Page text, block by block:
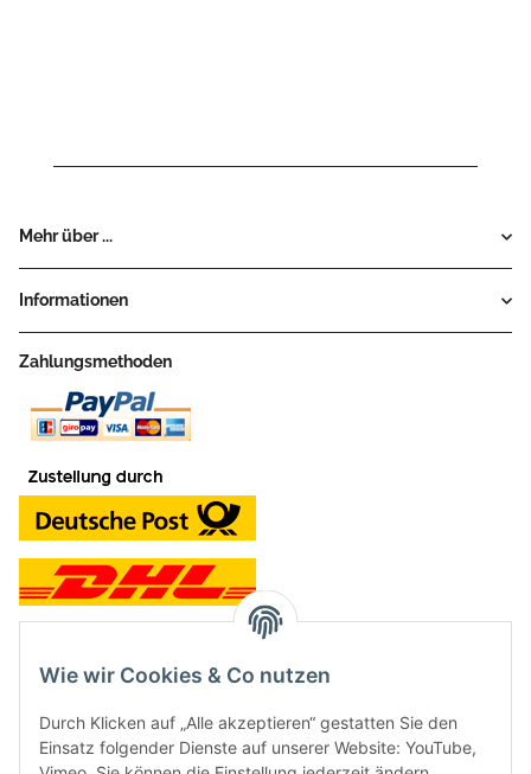
Mehr über ...
Informationen
Zahlungsmethoden
Neben dem Onlineshop haben wir ein Ladengeschäft in Hütten:
Wie wir Cookies & Co nutzen
Durch Klicken auf „Alle akzeptieren“ gestatten Sie den
Einsatz folgender Dienste auf unserer Website: YouTube,